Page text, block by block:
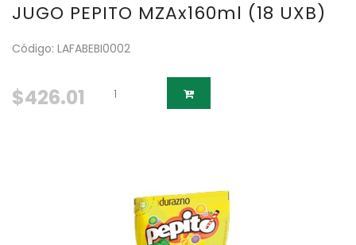
JUGO PEPITO MZAx160ml (18 UXB)
Código: LAFABEBI0002
$426.01